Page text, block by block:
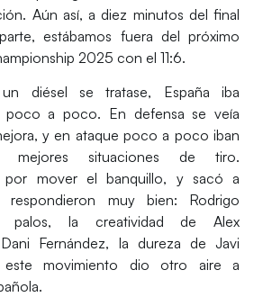
Aún así, a diez minutos del final
estábamos fuera del próximo
2025 con el 11:6.
diésel se tratase, España iba
poco a poco. En defensa se veía
y en ataque poco a poco iban
mejores situaciones de tiro.
por mover el banquillo, y sacó a
respondieron muy bien: Rodrigo
palos, la creatividad deAlex
Dani Fernández, la dureza deJavi
movimiento dio otro aire a
.